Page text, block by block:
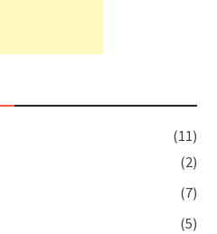
(11)
(2)
(7)
(5)